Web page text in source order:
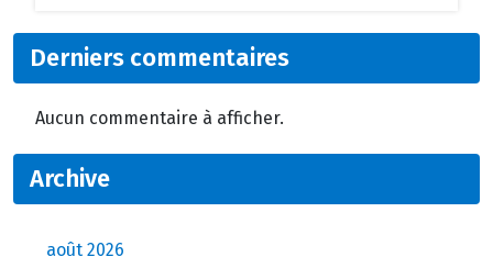
Derniers commentaires
Aucun commentaire à afficher.
Archive
août 2026